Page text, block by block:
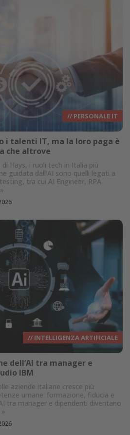
// PERSONALE IT
i talenti IT, ma la loro paga è
che altrove
Hays, i ruoli tech in Italia più
guidata dall’AI sono quelli legati a
tra cui AI Engineer, RPA
»
// INTELLIGENZA ARTIFICIALE
dell’AI tra manager e
IBM
aziende italiane cresce più
umane: formazione, fiducia e
tra manager e dipendenti diventano
»